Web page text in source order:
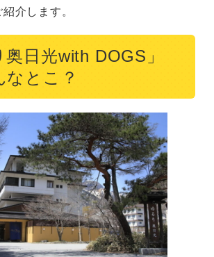
介します。
奥日光with DOGS」
なとこ？